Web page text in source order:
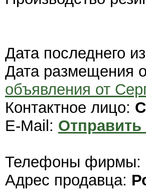
Дата последнего
Дата размещения
объявления от
Контактное лицо:
E-Mail:
Телефоны фирмы:
Адрес продавца: